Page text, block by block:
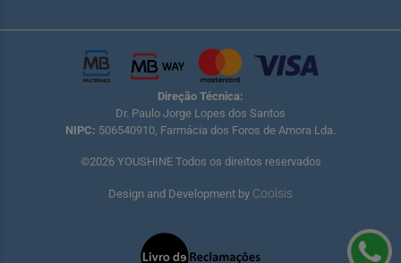
Direção Técnica:
Dr. Paulo Jorge Lopes dos Santos
NIPC: 506540910, Farmácia dos Foros de Amora Lda.
©2026 YOUSHINE Todos os direitos reservados
Design and Development by Coolsis